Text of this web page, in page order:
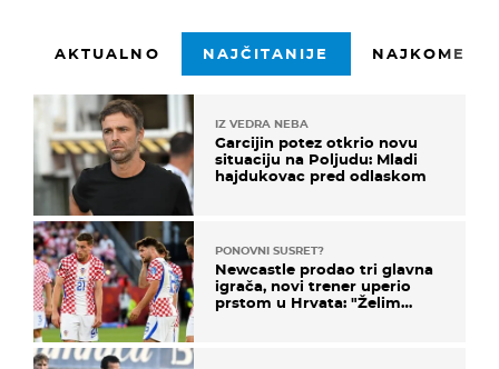
AKTUALNO NAJČITANIJE
IZ VEDRA NEBA
Garcijin potez otkrio novu
situaciju na Poljudu: Mladi
hajdukovac pred odlaskom
PONOVNI SUSRET?
Newcastle prodao tri glavna
igrača, novi trener uperio
prstom u Hrvata: "Želim